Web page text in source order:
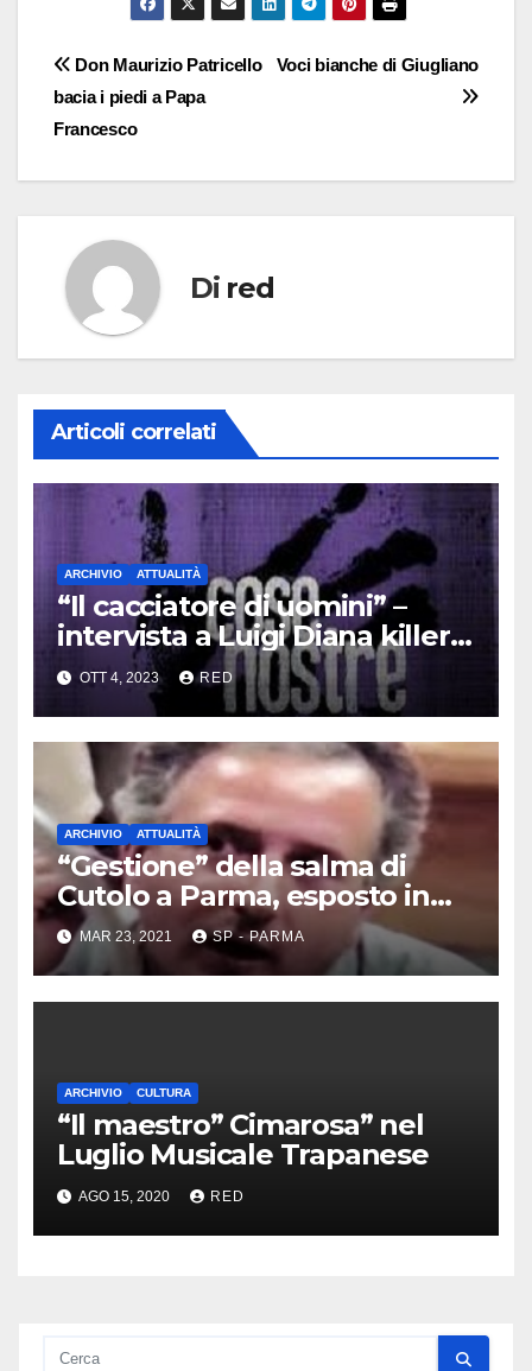
Navigazione
articoli
Voci bianche di Giugliano
Don Maurizio Patricello
bacia i piedi a Papa
Francesco
Di red
Articoli correlati
ARCHIVIO ATTUALITÀ
“Il cacciatore di uomini” –
intervista a Luigi Diana killer
dei Casalesi
OTT 4, 2023 RED
ARCHIVIO ATTUALITÀ
“Gestione” della salma di
Cutolo a Parma, esposto in
Procura
MAR 23, 2021 SP - PARMA
ARCHIVIO CULTURA
“Il maestro” Cimarosa” nel
Luglio Musicale Trapanese
AGO 15, 2020 RED